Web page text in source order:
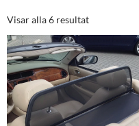
Visar alla 6 resultat